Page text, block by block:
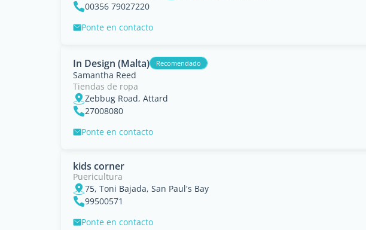
00356 79027220
Ponte en contacto
In Design (Malta) Recomendado
Samantha Reed
Tiendas de ropa
Zebbug Road, Attard
27008080
Ponte en contacto
kids corner
Puericultura
75, Toni Bajada, San Paul's Bay
99500571
Ponte en contacto